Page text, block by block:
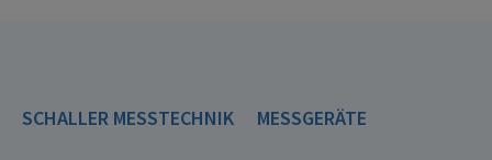
SCHALLER MESSTECHNIK MESSGERÄTE